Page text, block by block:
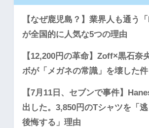
【なぜ鹿児島？】業界人も通う「
が全国的に人気な5つの理由
【12,200円の革命】Zoff×黒石奈
ボが「メガネの常識」を壊した件
【7月11日、セブンで事件】
出した。3,850円のTシャツを「
後悔する」理由